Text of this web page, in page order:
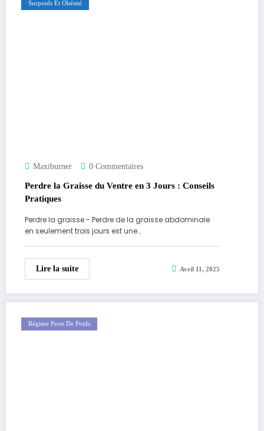
Surpoids Et Obésité
Maxiburner 0 Commentaires
Perdre la Graisse du Ventre en 3 Jours : Conseils
Pratiques
Perdre la graisse - Perdre de la graisse abdominale
en seulement trois jours est une…
Lire la suite Avril 11, 2025
Régime Perte De Poids